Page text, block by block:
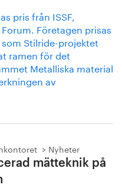
pris från ISSF,
Företagen prisas
Stilride-projektet
ramen för det
Metalliska material
av
Nyheter
mätteknik på